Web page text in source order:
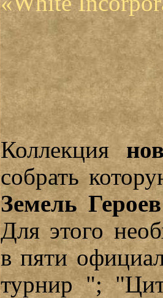
Коллекция
собрать
Земель
Для этого
в пяти
турнир ";